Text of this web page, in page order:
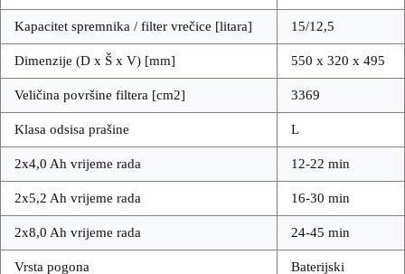
Kapacitet spremnika / filter vrečice [litara] 15/12,5
Dimenzije (D x Š x V) [mm] 550 x 320 x 495
Veličina površine filtera [cm2] 3369
Klasa odsisa prašine L
2x4,0 Ah vrijeme rada 12-22 min
2x5,2 Ah vrijeme rada 16-30 min
2x8,0 Ah vrijeme rada 24-45 min
Vrsta pogona Baterijski